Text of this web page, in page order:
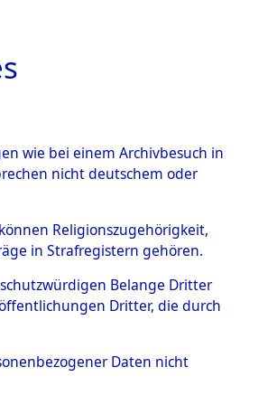
→
wie bei einem Archivbesuch in
nicht deutschem oder
Religionszugehörigkeit,
in Strafregistern gehören.
Belange Dritter
Dritter, die durch
Daten nicht